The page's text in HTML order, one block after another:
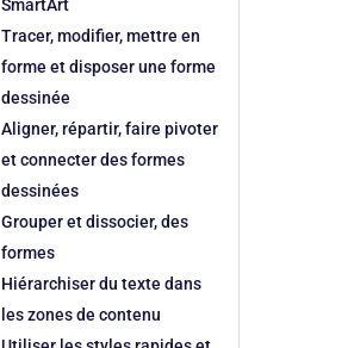
SmartArt
Tracer, modifier, mettre en
forme et disposer une forme
dessinée
Aligner, répartir, faire pivoter
et connecter des formes
dessinées
Grouper et dissocier, des
formes
Hiérarchiser du texte dans
les zones de contenu